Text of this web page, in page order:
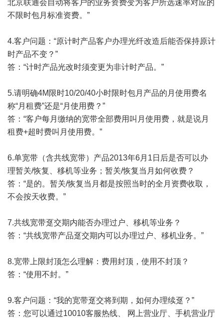
北京联通会自动将客户的业务资费变为客户所选速率对应的
不限时包月标准资费。”
4.客户问题：“原计时产品客户办理光纤改造后能否保持原计
时产品不变？”
答：“计时产品光改时须变更为非计时产品。”
5.请明确4M限时10/20/40小时限时包月产品的月使用费名
称“月租费”还是“月使用费？”
答：“客户每月缴纳的宽带全部费用叫月使用费，就是说月
租费+超时费叫月使用费。”
6.单宽带（含共线宽带）产品2013年6月1日后是否可以办
理暂关/恢复、移机等业务；暂关/恢复当月如何收费？
答：“是的。暂关/恢复当月都是按照当时的全月资费收取，
不会按天收费。”
7.共线宽带趸交期内能否办理过户、移机等业务？
答：“共线宽带产品趸交期内可以办理过户、移机业务。”
8.宽带上限封顶怎么理解：费用封顶，使用不封顶？
答：“使用不封。”
9.客户问题：“我的宽带趸交将到期，如何办理续趸？”
答：您可以通过10010客服热线、 网上营业厅、手机营业厅